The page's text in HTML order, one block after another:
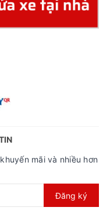
mãi và nhiều hơn
Đăng ký